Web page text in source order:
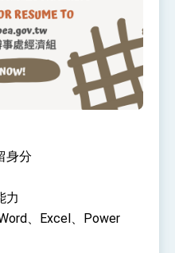
階段性結果有助臺灣取得有
「臺美對等貿易協定」簽署
攜手合作，整合台灣雄厚數
邦目標
第35次「參與亞太經濟合作
議
希望之光」為題發表2026新
台灣國安行動方案」記者
台海和平 以決心掌握國家
灣 總統發表國慶演說
身分
力
、Excel、Power